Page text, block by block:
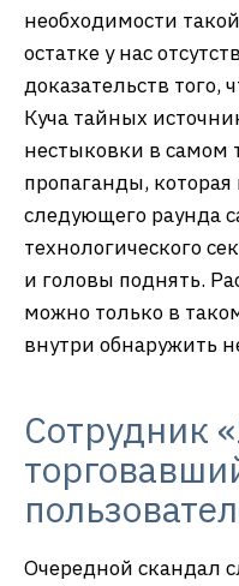
необходимости
остатке у нас
доказательств того,
Куча тайных
нестыковки в самом
пропаганды, которая
следующего раунда
технологического
и головы поднять.
можно только в
внутри обнаружить
Сотрудник
Очередной скандал